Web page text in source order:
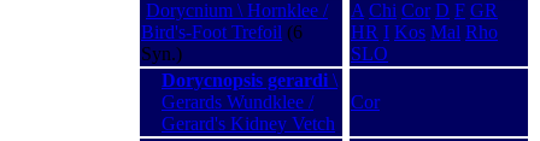
Dorycnium \ Hornklee /
Bird's-Foot Trefoil (6
Syn.)
A Chi Cor D F GR
HR I Kos Mal Rho
SLO
Dorycnopsis gerardi \
Gerards Wundklee /
Gerard's Kidney Vetch
Cor